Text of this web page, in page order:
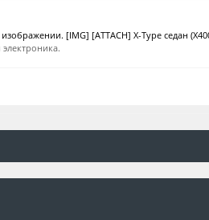
[IMG] [ATTACH] X-Type седан